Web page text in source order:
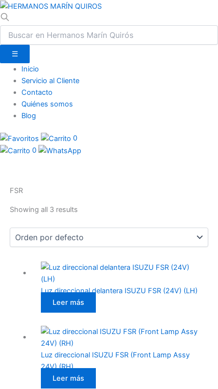
☰
Inicio
Servicio al Cliente
Contacto
Quiénes somos
Blog
0
0
FSR
Showing all 3 results
Luz direccional delantera ISUZU FSR (24V) (LH)
Leer más
Luz direccional ISUZU FSR (Front Lamp Assy
24V) (RH)
Leer más